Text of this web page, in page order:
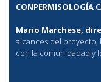
CONPERMISOLOGÍA
Mario Marchese,
alcances del proyecto,
con la comunidadad y